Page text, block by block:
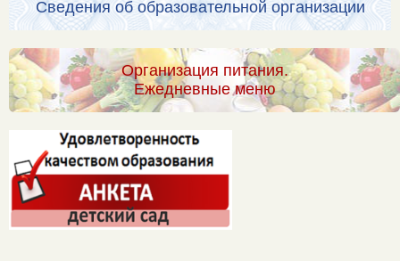
Сведения об образовательной организации
Организация питания.
Ежедневные меню